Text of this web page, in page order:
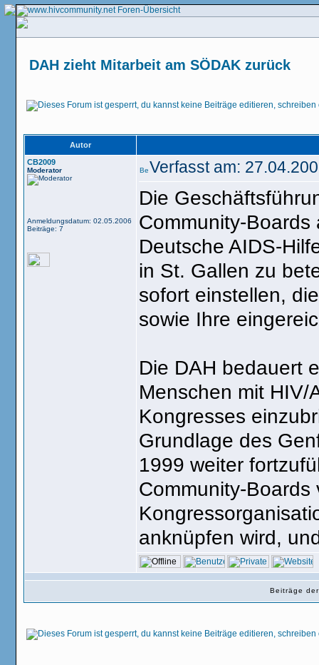
DAH zieht Mitarbeit am SÖDAK zurück
Autor
CB2009
Moderator
Anmeldungsdatum: 02.05.2006
Beiträge: 7
Verfasst am:
Die
Community-
Deutsche AIDS-
in St. Gallen zu
sofort einstellen,
sowie Ihre
Die DAH bedauert
Menschen mit HIV/
Kongresses
Grundlage des
1999 weiter
Community-
anknüpfen wird,
Beiträge